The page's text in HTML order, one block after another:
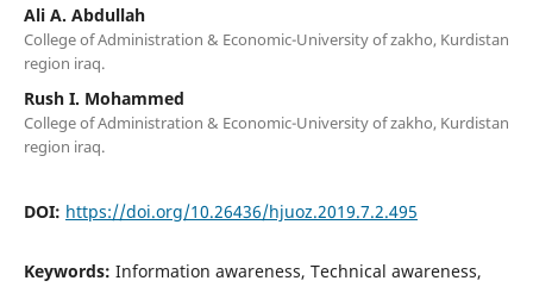
Ali A. Abdullah
College of Administration & Economic-University of zakho, Kurdistan
region iraq.
Rush I. Mohammed
College of Administration & Economic-University of zakho, Kurdistan
region iraq.
DOI: https://doi.org/10.26436/hjuoz.2019.7.2.495
Keywords: Information awareness, Technical awareness,